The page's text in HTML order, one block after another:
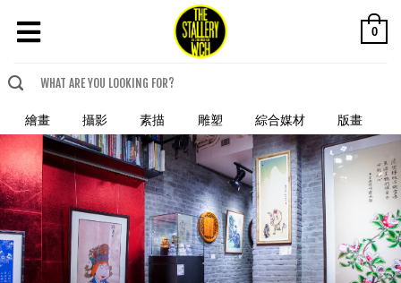
0
繪畫 攝影 素描 雕塑 綜合媒材 版畫